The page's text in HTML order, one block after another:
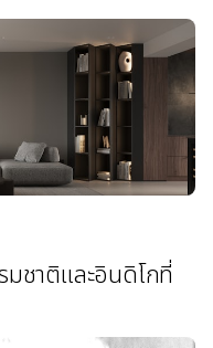
ชาติและอินดิโกที่